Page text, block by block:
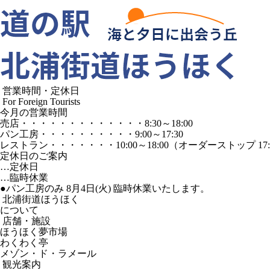
営業時間・定休日
For Foreign Tourists
今月の営業時間
売店 ・・・・・・・・・・・・・ 8:30～18:00
パン工房 ・・・・・・・・・・ 9:00～17:30
レストラン ・・・・・・・ 10:00～18:00 （オーダーストップ
定休日のご案内
…定休日
…臨時休業
●パン工房のみ 8月4日(火) 臨時休業いたします。
北浦街道ほうほく
について
店舗・施設
ほうほく夢市場
わくわく亭
メゾン・ド・ラメール
観光案内